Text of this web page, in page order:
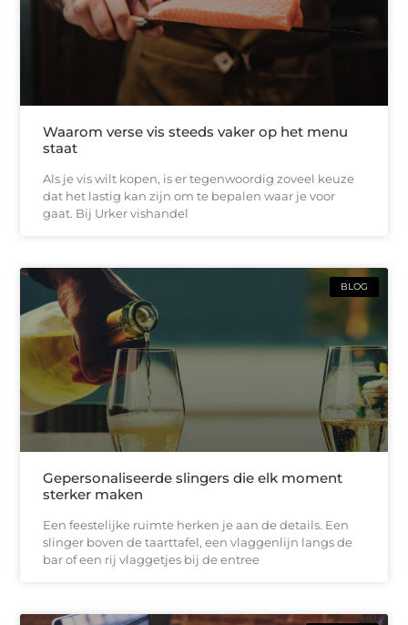
Waarom verse vis steeds vaker op het menu
staat
Als je vis wilt kopen, is er tegenwoordig zoveel keuze
dat het lastig kan zijn om te bepalen waar je voor
gaat. Bij Urker vishandel
BLOG
Gepersonaliseerde slingers die elk moment
sterker maken
Een feestelijke ruimte herken je aan de details. Een
slinger boven de taarttafel, een vlaggenlijn langs de
bar of een rij vlaggetjes bij de entree